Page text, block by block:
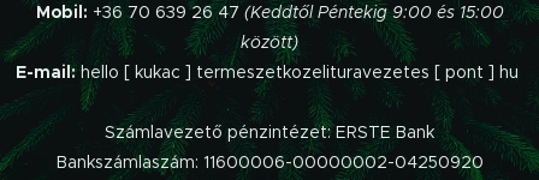
Mobil: +36 70 639 26 47 (Keddtől Péntekig 9:00 és 15:00
között)
E-mail:hello [ kukac ] termeszetkozelituravezetes [ pont ] hu
Számlavezető pénzintézet: ERSTE Bank
Bankszámlaszám: 11600006-00000002-04250920